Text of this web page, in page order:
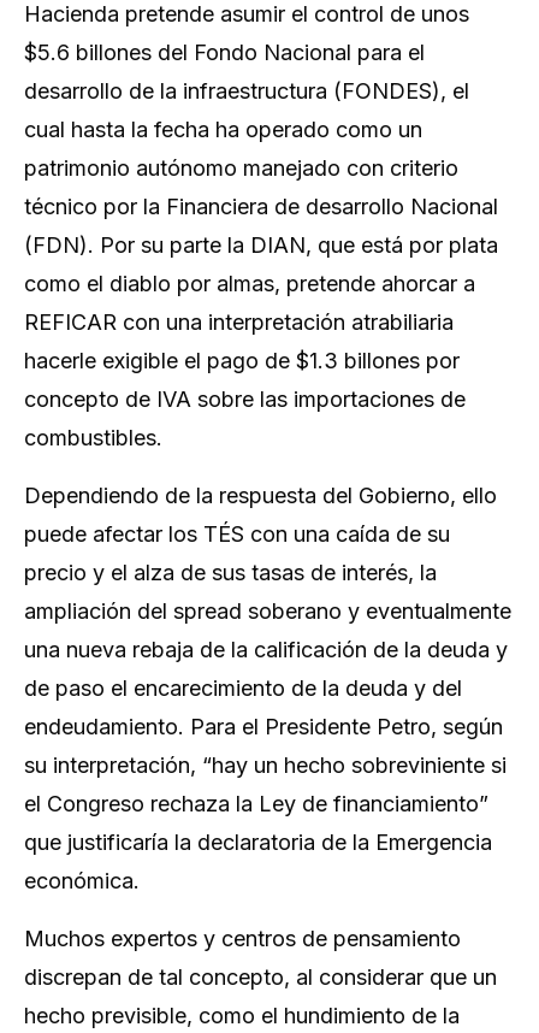
Hacienda pretende asumir el control de unos
$5.6 billones del Fondo Nacional para el
desarrollo de la infraestructura (FONDES), el
cual hasta la fecha ha operado como un
patrimonio autónomo manejado con criterio
técnico por la Financiera de desarrollo Nacional
(FDN). Por su parte la DIAN, que está por plata
como el diablo por almas, pretende ahorcar a
REFICAR con una interpretación atrabiliaria
hacerle exigible el pago de $1.3 billones por
concepto de IVA sobre las importaciones de
combustibles.
Dependiendo de la respuesta del Gobierno, ello
puede afectar los TÉS con una caída de su
precio y el alza de sus tasas de interés, la
ampliación del spread soberano y eventualmente
una nueva rebaja de la calificación de la deuda y
de paso el encarecimiento de la deuda y del
endeudamiento. Para el Presidente Petro, según
su interpretación, “hay un hecho sobreviniente si
el Congreso rechaza la Ley de financiamiento”
que justificaría la declaratoria de la Emergencia
económica.
Muchos expertos y centros de pensamiento
discrepan de tal concepto, al considerar que un
hecho previsible, como el hundimiento de la